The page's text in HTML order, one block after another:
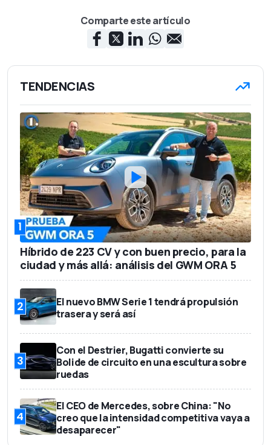
Comparte este artículo
TENDENCIAS
1
Híbrido de 223 CV y con buen precio, para la
ciudad y más allá: análisis del GWM ORA 5
2
El nuevo BMW Serie 1 tendrá propulsión
trasera y será así
3
Con el Destrier, Bugatti convierte su
Bolide de circuito en una escultura sobre
ruedas
4
El CEO de Mercedes, sobre China: "No
creo que la intensidad competitiva vaya a
desaparecer"